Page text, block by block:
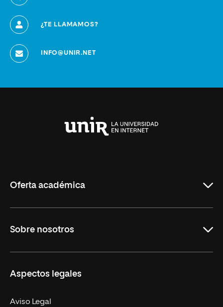
¿TE LLAMAMOS?
INFO@UNIR.NET
Oferta académica
Másteres Oficiales
Doctorados
Experto Universitario
Sobre nosotros
Facultades
Nuestro Equipo
Aspectos legales
Aviso Legal